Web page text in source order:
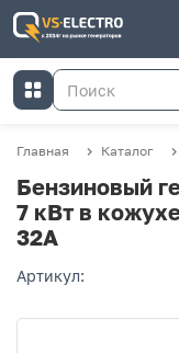
Главная Каталог
Бензиновый
7 кВт в
32А
Артикул: